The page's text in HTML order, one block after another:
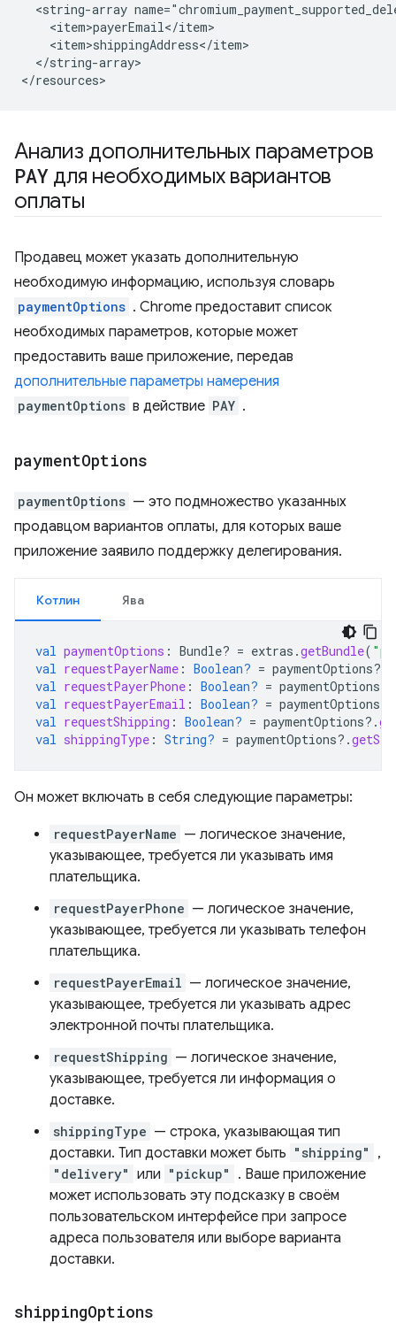
<string-array
</string-array>
Анализ дополнительных параметров
PAYдля необходимых вариантов
оплаты
Продавец может указать дополнительную
необходимую информацию, используя словарь
paymentOptions . Chrome предоставит список
необходимых параметров, которые может
предоставить ваше приложение, передав
дополнительные параметры намерения
paymentOptions в действие PAY .
paymentOptions
paymentOptions — это подмножество указанных
продавцом вариантов оплаты, для которых ваше
приложение заявило поддержку делегирования.
Котлин Ява
val paymentOptions : Bundle? = extras .getBundle(
val requestPayerName : Boolean? = paymentOptions?.
val requestPayerPhone : Boolean? = paymentOptions
val requestPayerEmail : Boolean? = paymentOptions
val requestShipping : Boolean? = paymentOptions?.
val shippingType : String? = paymentOptions?.
Он может включать в себя следующие параметры:
requestPayerName — логическое значение,
указывающее, требуется ли указывать имя
плательщика.
requestPayerPhone — логическое значение,
указывающее, требуется ли указывать телефон
плательщика.
requestPayerEmail — логическое значение,
указывающее, требуется ли указывать адрес
электронной почты плательщика.
requestShipping — логическое значение,
указывающее, требуется ли информация о
доставке.
shippingType — строка, указывающая тип
доставки. Тип доставки может быть "shipping" ,
"delivery" или "pickup"
. Ваше приложение
может использовать эту подсказку в своём
пользовательском интерфейсе при запросе
адреса пользователя или выборе варианта
доставки.
shippingOptions